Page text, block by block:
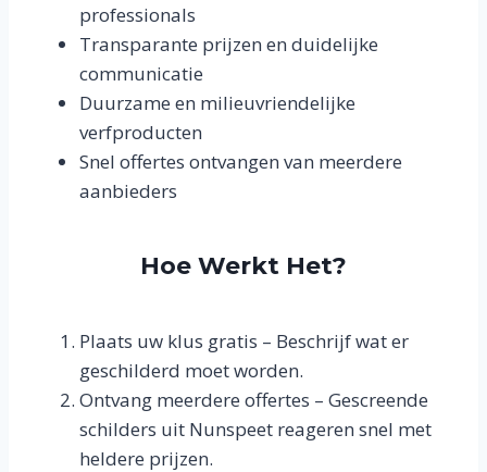
professionals
Transparante prijzen en duidelijke
communicatie
Duurzame en milieuvriendelijke
verfproducten
Snel offertes ontvangen van meerdere
aanbieders
Hoe Werkt Het?
Plaats uw klus gratis – Beschrijf wat er
geschilderd moet worden.
Ontvang meerdere offertes – Gescreende
schilders uit Nunspeet reageren snel met
heldere prijzen.